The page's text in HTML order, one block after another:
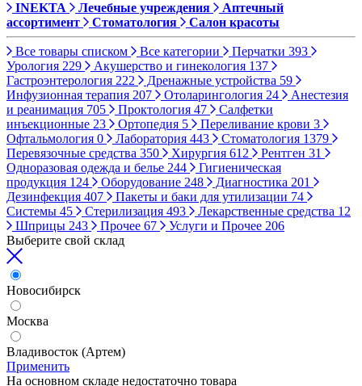
INEKTA Лечебные учреждения
Аптечный
ассортимент
Стоматология Салон красоты
Все товары списком Все категории Перчатки 393
Урология 229 Акушерство и гинекология 137
Гастроэнтерология 222 Дренажные устройства 59
Инфузионная терапия 207 Отоларингология 24
Анестезия
и реанимация 705 Проктология 47
Салфетки
инъекционные 23 Ортопедия 5 Переливание крови 3
Офтальмология 0 Лаборатория 443 Стоматология 1379
Перевязочные средства 350 Хирургия 612 Рентген 31
Одноразовая одежда и белье 244
Гигиеническая
продукция 124 Оборудование 248 Диагностика 201
Дезинфекция 407 Пакеты и баки для утилизации 74
Системы 45 Стерилизация 493 Лекарственные средства 12
Шприцы 243 Прочее 67 Услуги и Прочее 206
Выберите свой склад
Новосибирск
Москва
Владивосток (Артем)
Применить
На основном складе недостаточно товара